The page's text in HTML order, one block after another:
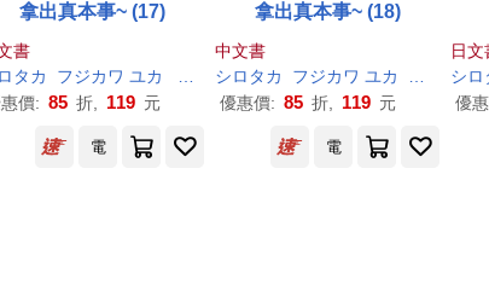
拿出真本事~ (17)
書
タカ
フジカワ ユカ 不尽な孫の手 小天野
價: 85 折, 119 元
拿出真本事~ (18)
中文書
シロタカ
フジカワ ユカ 不尽な
優惠價: 85 折, 119 元
日
シロ
優
電 電